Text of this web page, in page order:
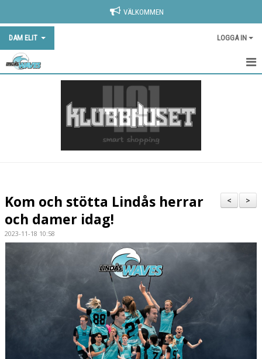
VÄLKOMMEN
DAM ELIT LOGGA IN
BILDGALLERI
DOKUMENT
>
<
Kom och stötta Lindås herrar
och damer idag!
2023-11-18 10:58